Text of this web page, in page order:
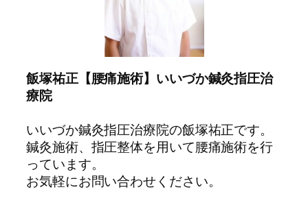
飯塚祐正【腰痛施術】いいづか鍼灸指圧治
療院
いいづか鍼灸指圧治療院の飯塚祐正です。
鍼灸施術、指圧整体を用いて腰痛施術を行
っています。
お気軽にお問い合わせください。